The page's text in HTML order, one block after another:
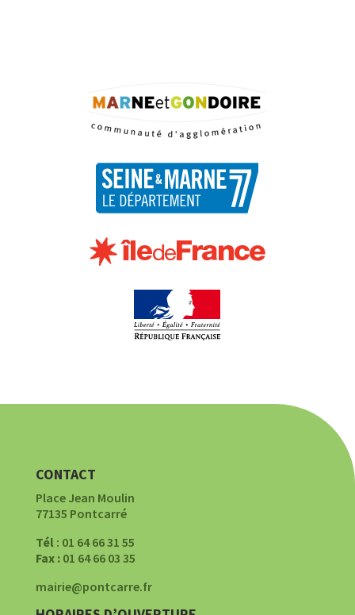
CONTACT
Place Jean Moulin
77135 Pontcarré
Tél: 01 64 66 31 55
Fax :01 64 66 03 35
mairie@pontcarre.fr